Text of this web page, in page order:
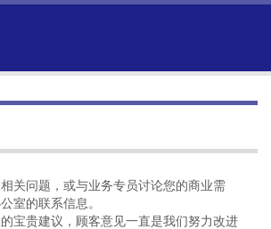
关问题，或与业务专员讨论您的商业需
室的联系信息。
宝贵建议，顾客意见一直是我们努力改进